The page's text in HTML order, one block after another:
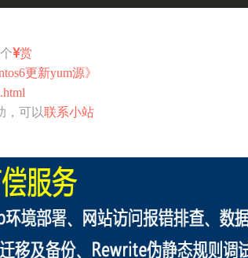
赏
更新yum源》
，可以联系小站